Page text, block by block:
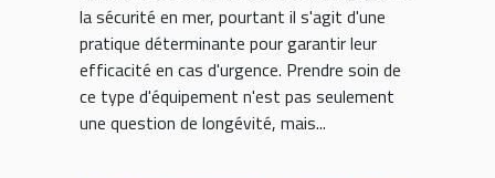
la sécurité en mer, pourtant il s'agit d'une
pratique déterminante pour garantir leur
efficacité en cas d'urgence. Prendre soin de
ce type d'équipement n'est pas seulement
une question de longévité, mais...